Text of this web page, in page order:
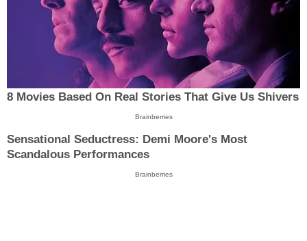
8 Movies Based On Real Stories That Give Us Shivers
Brainberries
Sensational Seductress: Demi Moore's Most
Scandalous Performances
Brainberries